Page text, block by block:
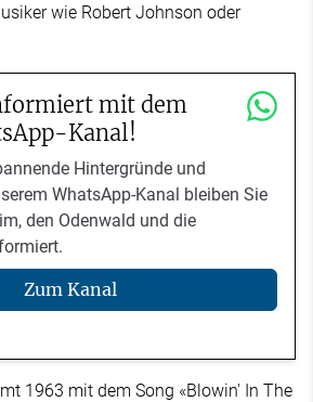
wie Robert Johnson oder
mit dem
Kanal!
Hintergründe und
WhatsApp-Kanal bleiben Sie
den Odenwald und die
Zum Kanal
1963 mit dem Song «Blowin' In The